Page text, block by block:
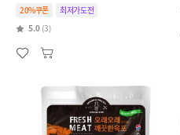
20%쿠폰
최저가도전
5.0 (3)